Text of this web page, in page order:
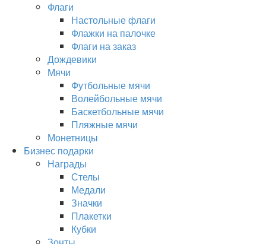
Флаги
Настольные флаги
Флажки на палочке
Флаги на заказ
Дождевики
Мячи
Футбольные мячи
Волейбольные мячи
Баскетбольные мячи
Пляжные мячи
Монетницы
Бизнес подарки
Награды
Стелы
Медали
Значки
Плакетки
Кубки